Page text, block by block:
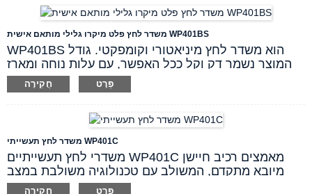
למדוד ולמשדר הלחץ המוחלט יש מגוון אותות פלט, כולל
כדי להבטיח מדידה מדויקת ועקבית. מארז האלומיניום
וקופסת החיבורים מספקים עמידות והגנה, בעוד שתצוגה
משדר לחץ פלט מיקרו גלילי מותאם אישית WP401BS
WP401BS הוא משדר לחץ מיניאטורי וקומפקטי. גודל
המוצר נשמר דק וקל ככל האפשר, עם עלות נוחה ומארז
מוצק מפלדת אל-חלד מלאה. מחבר חוט תעופה M12
משמש לחיבור צינורות וההתקנה יכולה להיות מהירה
חֲקִירָה פְּרָט
משדר לחץ תעשייתי WP401C
משדרי לחץ תעשייתיים WP401C מאמצים רכיב חיישן
מיובא מתקדם, המשולב עם טכנולוגיה משולבת במצב
חֲקִירָה פְּרָט